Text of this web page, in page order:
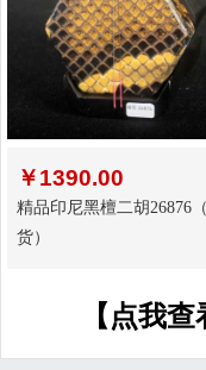
￥1390.00
精品印尼黑檀二胡26876
货）
【点我